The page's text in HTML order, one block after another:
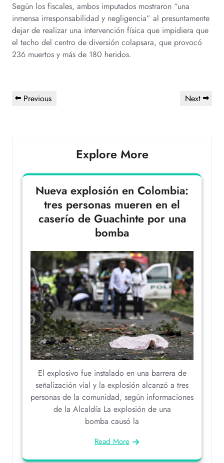
Según los fiscales, ambos imputados mostraron “una
inmensa irresponsabilidad y negligencia” al presuntamente
dejar de realizar una intervención física que impidiera que
el techo del centro de diversión colapsara, que provocó
236 muertos y más de 180 heridos.
Previous Next
Explore More
Nueva explosión en Colombia:
tres personas mueren en el
caserío de Guachinte por una
bomba
El explosivo fue instalado en una barrera de
señalización vial y la explosión alcanzó a tres
personas de la comunidad, según informaciones
de la Alcaldía La explosión de una
bomba causó la
Read More